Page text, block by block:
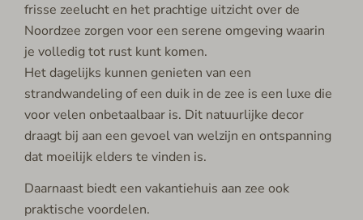
frisse zeelucht en het prachtige uitzicht over de
Noordzee zorgen voor een serene omgeving waarin
je volledig tot rust kunt komen.
Het dagelijks kunnen genieten van een
strandwandeling of een duik in de zee is een luxe die
voor velen onbetaalbaar is. Dit natuurlijke decor
draagt bij aan een gevoel van welzijn en ontspanning
dat moeilijk elders te vinden is.
Daarnaast biedt een vakantiehuis aan zee ook
praktische voordelen.